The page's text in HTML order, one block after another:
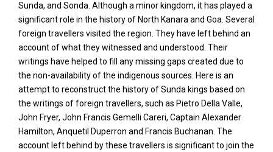
Sunda, and Sonda. Although a minor kingdom, it has played a
significant role in the history of North Kanara and Goa. Several
foreign travellers visited the region. They have left behind an
account of what they witnessed and understood. Their
writings have helped to fill any missing gaps created due to
the non-availability of the indigenous sources. Here is an
attempt to reconstruct the history of Sunda kings based on
the writings of foreign travellers, such as Pietro Della Valle,
John Fryer, John Francis Gemelli Careri, Captain Alexander
Hamilton, Anquetil Duperron and Francis Buchanan. The
account left behind by these travellers is significant to join the